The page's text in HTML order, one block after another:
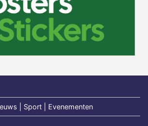
| Sport | Evenementen